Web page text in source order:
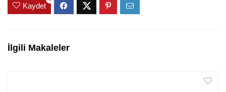
Kaydet
İlgili Makaleler